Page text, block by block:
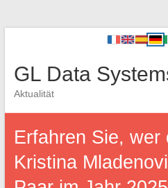
GL Data
Aktualität
Erfahren Sie, wer
Kristina